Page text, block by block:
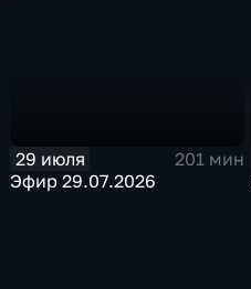
29 июля
201 мин
Эфир 29.07.2026